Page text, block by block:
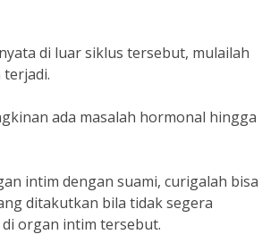
di luar siklus tersebut, mulailah
terjadi.
ada masalah hormonal hingga
intim dengan suami, curigalah bisa
ditakutkan bila tidak segera
organ intim tersebut.